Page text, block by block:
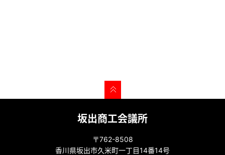
坂出商工会議所
〒762-8508
香川県坂出市久米町一丁目14番14号